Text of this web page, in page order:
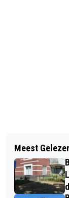
HUGO
VAN DE
RENÉ
HET
Meest